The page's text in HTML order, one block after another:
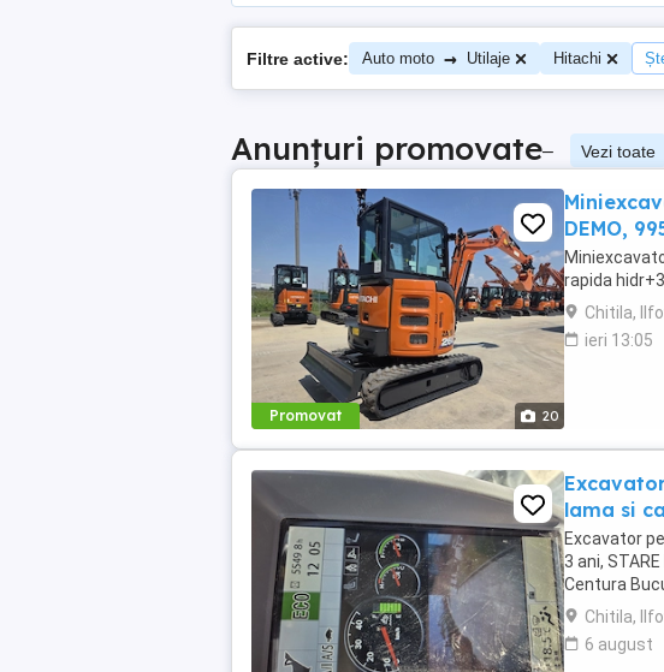
Filtre active: Auto moto → Utilaje Hitachi
Anunțuri promovate– Vezi toate
Promovat 20
DEMO,
rapida
Chitila,
ieri 13:05
lama si
Excavator
3 ani,
Centura
Chitila,
6 august